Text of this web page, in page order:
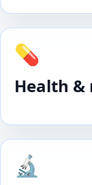
💊
Health &
🔬